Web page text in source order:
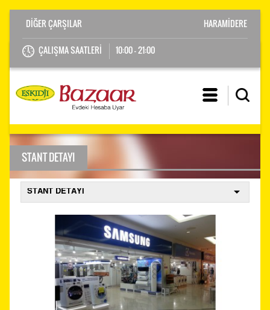
ÇALIŞMA SAATLERİ 10:00 - 21:00
HARAMİDERE
STANT DETAYI